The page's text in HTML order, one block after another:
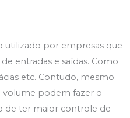
utilizado por empresas que
entradas e saídas. Como
etc. Contudo, mesmo
volume podem fazer o
de ter maior controle de